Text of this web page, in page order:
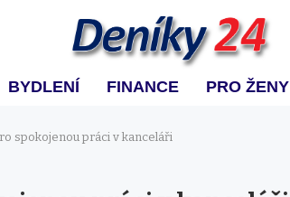
BYDLENÍ FINANCE PRO ŽENY
spokojenou práci v kanceláři